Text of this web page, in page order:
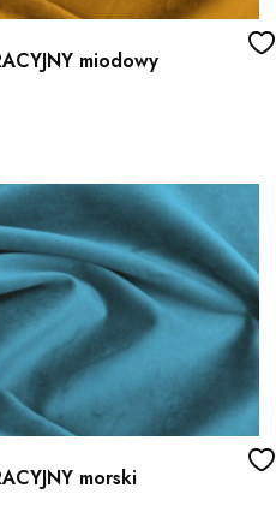
miodowy
morski